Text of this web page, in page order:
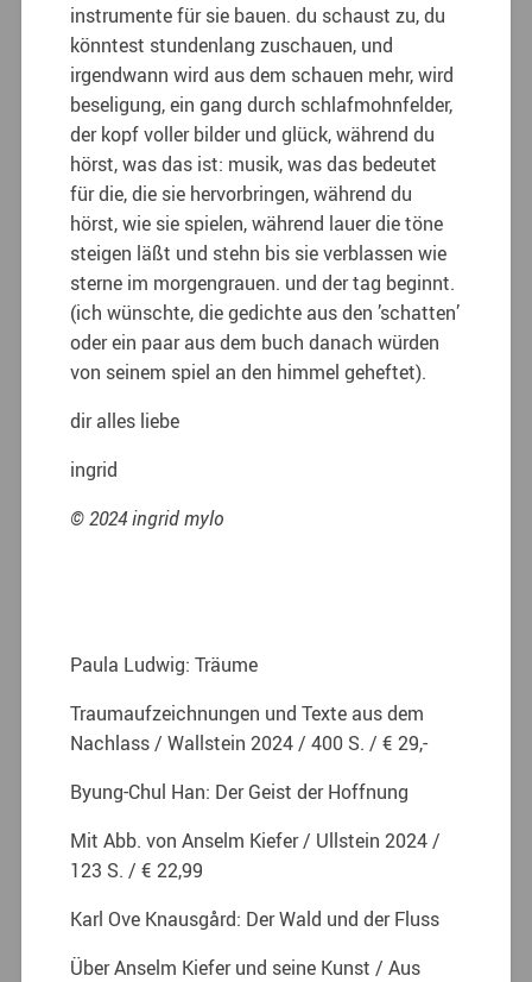
instrumente für sie bauen. du schaust zu, du
könntest stundenlang zuschauen, und
irgendwann wird aus dem schauen mehr, wird
beseligung, ein gang durch schlafmohnfelder,
der kopf voller bilder und glück, während du
hörst, was das ist: musik, was das bedeutet
für die, die sie hervorbringen, während du
hörst, wie sie spielen, während lauer die töne
steigen läßt und stehn bis sie verblassen wie
sterne im morgengrauen. und der tag beginnt.
(ich wünschte, die gedichte aus den ’schatten’
oder ein paar aus dem buch danach würden
von seinem spiel an den himmel geheftet).
dir alles liebe
ingrid
© 2024 ingrid mylo
Paula Ludwig: Träume
Traumaufzeichnungen und Texte aus dem
Nachlass / Wallstein 2024 / 400 S. / € 29,-
Byung-Chul Han: Der Geist der Hoffnung
Mit Abb. von Anselm Kiefer / Ullstein 2024 /
123 S. / € 22,99
Karl Ove Knausgård: Der Wald und der Fluss
Über Anselm Kiefer und seine Kunst / Aus